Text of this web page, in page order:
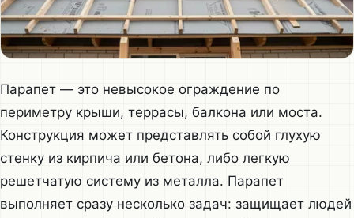
Парапет — это невысокое ограждение по
периметру крыши, террасы, балкона или моста.
Конструкция может представлять собой глухую
стенку из кирпича или бетона, либо легкую
решетчатую систему из металла. Парапет
выполняет сразу несколько задач: защищает людей